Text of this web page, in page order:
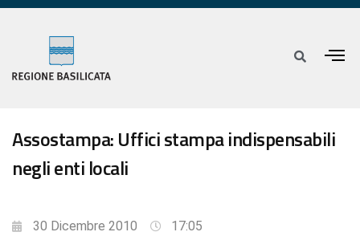
Assostampa: Uffici stampa indispensabili
negli enti locali
30 Dicembre 2010 17:05